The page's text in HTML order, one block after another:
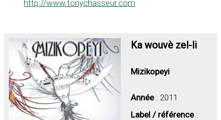
http://www.tonychasseur.com
Ka wouvè zel-li
Mizikopeyi
Année: 2011
Label / référence: